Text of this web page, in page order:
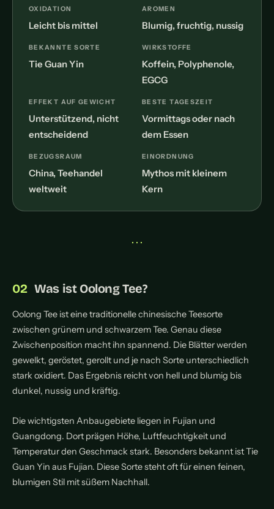
OXIDATION
Leicht bis mittel
AROMEN
Blumig, fruchtig, nussig
BEKANNTE SORTE
Tie Guan Yin
WIRKSTOFFE
Koffein, Polyphenole,
EGCG
EFFEKT AUF GEWICHT
Unterstützend, nicht
entscheidend
BESTE TAGESZEIT
Vormittags oder nach
dem Essen
BEZUGSRAUM
China, Teehandel
weltweit
EINORDNUNG
Mythos mit kleinem
Kern
• • •
Was ist Oolong Tee?
Oolong Tee ist eine traditionelle chinesische Teesorte
zwischen grünem und schwarzem Tee. Genau diese
Zwischenposition macht ihn spannend. Die Blätter werden
gewelkt, geröstet, gerollt und je nach Sorte unterschiedlich
stark oxidiert. Das Ergebnis reicht von hell und blumig bis
dunkel, nussig und kräftig.
Die wichtigsten Anbaugebiete liegen in Fujian und
Guangdong. Dort prägen Höhe, Luftfeuchtigkeit und
Temperatur den Geschmack stark. Besonders bekannt ist Tie
Guan Yin aus Fujian. Diese Sorte steht oft für einen feinen,
blumigen Stil mit süßem Nachhall.